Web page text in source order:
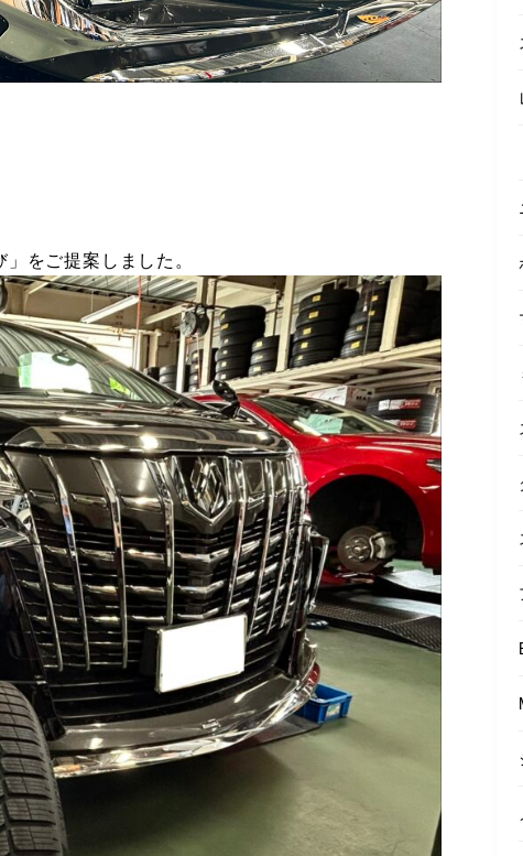
をご提案しました。